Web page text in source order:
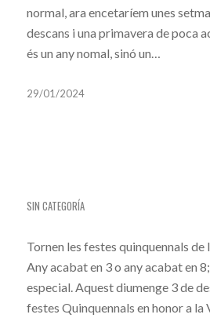
normal, ara encetaríem unes
descans i una primavera de poca
és un any nomal, sinó un…
29/01/2024
SIN CATEGORÍA
Tornen les festes quinquennals de
Any acabat en 3 o any acabat en
especial. Aquest diumenge 3 de
festes Quinquennals en honor a la